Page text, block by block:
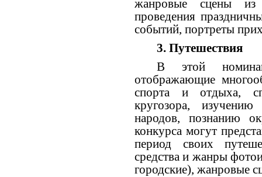
жанровые сцены из
проведения
событий, портреты
3. Путешествия
В этой
отображающие
спорта и отдыха,
кругозора,
народов, познанию
конкурса могут
период своих
средства и жанры
городские), жанровые